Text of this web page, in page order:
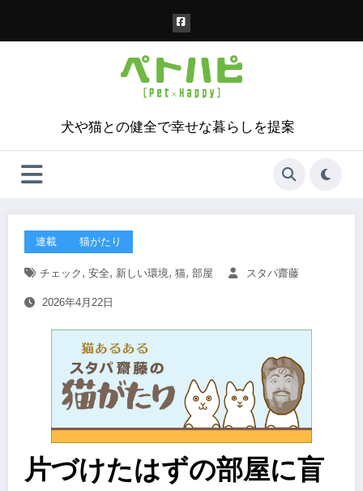
犬や猫との健全で幸せな暮らしを提案
連載 猫がたり
チェック , 安全, 新しい環境, 猫, 部屋 スタパ齋藤
2026年4月22日
片づけたはずの部屋に盲